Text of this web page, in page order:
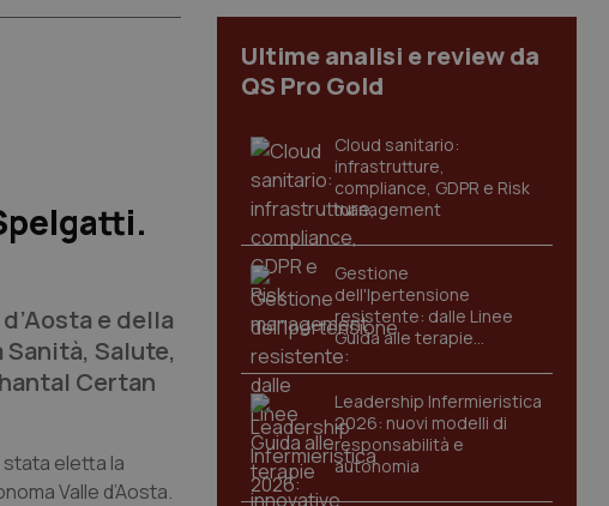
e della
Salute,
Certan
stata eletta la
Valle d’Aosta.
Ultime analisi e review da
QS Pro Gold
Cloud sanitario:
infrastrutture,
compliance, GDPR e Risk
management
Gestione
dell'Ipertensione
resistente: dalle Linee
Guida alle terapie
innovative
Leadership Infermieristica
2026: nuovi modelli di
responsabilità e
autonomia